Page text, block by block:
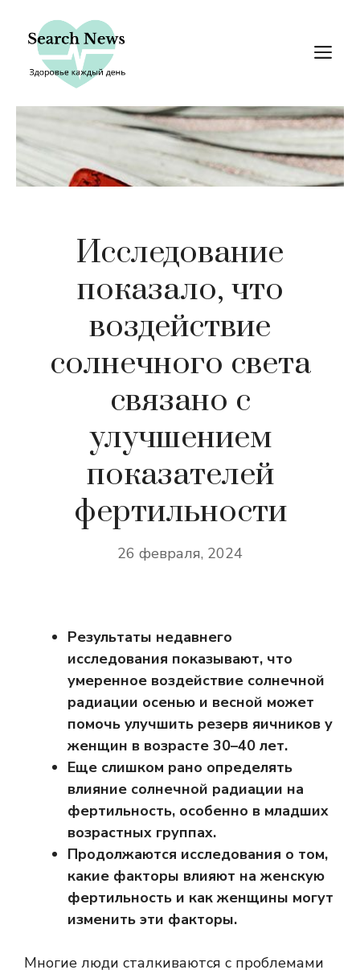
содержимому
Исследование
показало, что
воздействие
солнечного света
связано с
улучшением
показателей
фертильности
26 февраля, 2024
Результаты недавнего
исследования показывают, что
умеренное воздействие солнечной
радиации осенью и весной может
помочь улучшить резерв яичников у
женщин в возрасте 30–40 лет.
Еще слишком рано определять
влияние солнечной радиации на
фертильность, особенно в младших
возрастных группах.
Продолжаются исследования о том,
какие факторы влияют на женскую
фертильность и как женщины могут
изменить эти факторы.
Многие люди сталкиваются с проблемами